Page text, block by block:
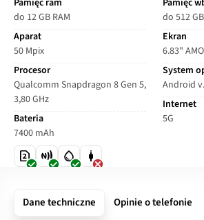
Pamięć ram
do 12 GB RAM
Aparat
50 Mpix
Procesor
Qualcomm Snapdragon 8 Gen 5,
3,80 GHz
Bateria
7400 mAh
Pamięć
do 512 GB
Ekran
6.83"
System
Android
Internet
5G
Dane techniczne Opinie o telefonie